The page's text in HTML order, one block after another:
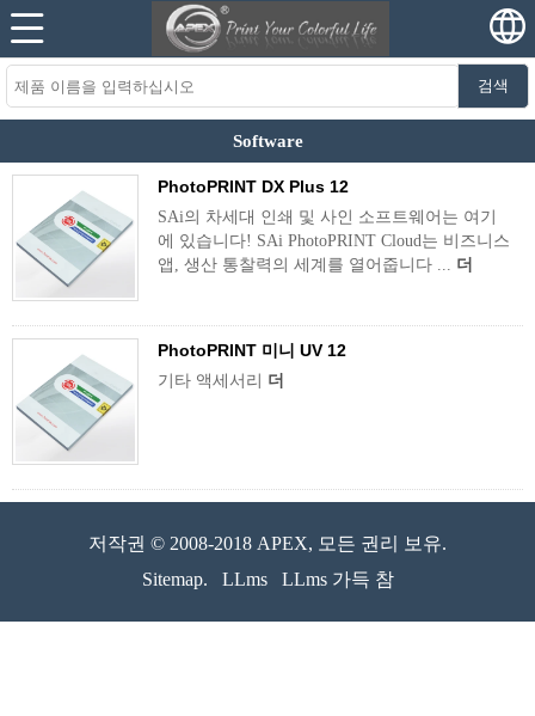
검색
Software
PhotoPRINT DX Plus 12
SAi의 차세대 인쇄 및 사인 소프트웨어는 여기
에 있습니다! SAi PhotoPRINT Cloud는 비즈니스
앱, 생산 통찰력의 세계를 열어줍니다 ... 더
PhotoPRINT 미니 UV 12
기타 액세서리 더
저작권 © 2008-2018 APEX, 모든 권리 보유.
Sitemap.
LLms LLms 가득 참